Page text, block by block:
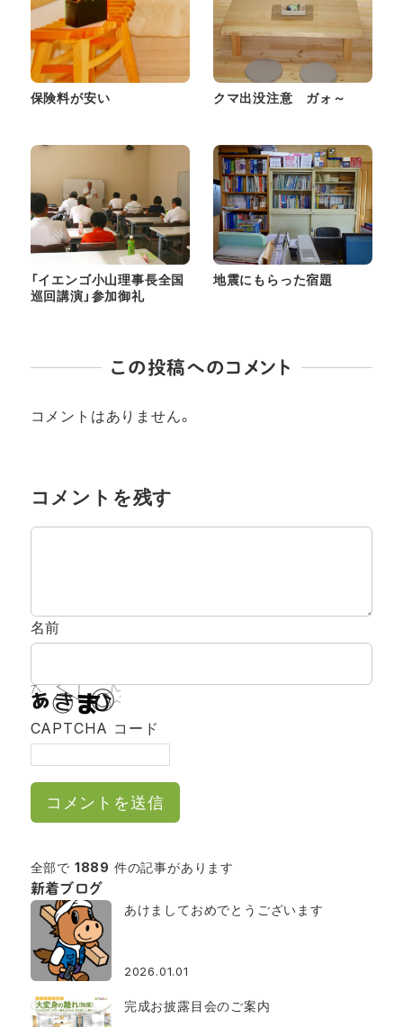
保険料が安い クマ出没注意 ガォ～
「イエンゴ小山理事長全国
巡回講演」参加御礼
地震にもらった宿題
この投稿へのコメント
コメントはありません。
コメントを残す
名前
CAPTCHA コード
全部で 1889 件の記事があります
新着ブログ
あけましておめでとうございます
2026.01.01
完成お披露目会のご案内